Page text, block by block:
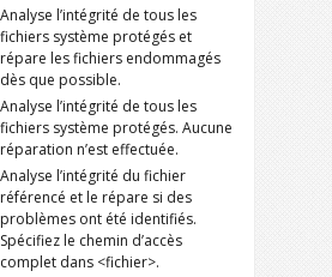
Analyse l’intégrité de tous les
fichiers système protégés et
répare les fichiers endommagés
dès que possible.
Analyse l’intégrité de tous les
fichiers système protégés. Aucune
réparation n’est effectuée.
Analyse l’intégrité du fichier
référencé et le répare si des
problèmes ont été identifiés.
Spécifiez le chemin d’accès
complet dans <fichier>.